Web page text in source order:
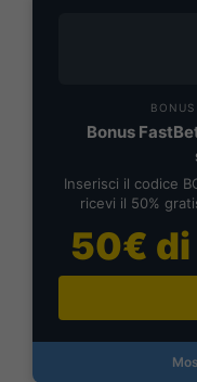
Bonus
Inserisci il codice
ricevi il 50%
50€ di